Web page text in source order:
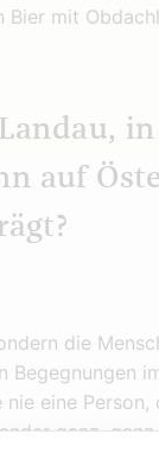
mit
auf
die
Begegnungen
eine
ganz,
die die